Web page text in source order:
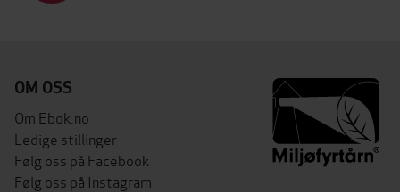
OM OSS
Om Ebok.no
Ledige stillinger
Følg oss på Facebook
Følg oss på Instagram